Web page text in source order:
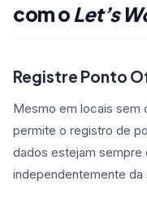
com o Let’s
Registre Ponto
Mesmo em locais sem
permite o registro de
dados estejam
independentemente da